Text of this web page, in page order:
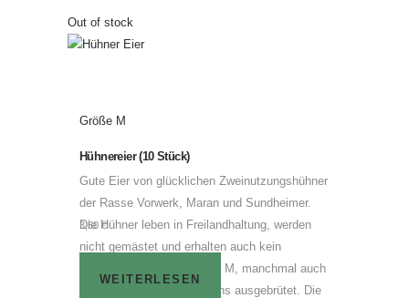
Out of stock
Größe M
Hühnereier (10 Stück)
Gute Eier von glücklichen Zweinutzungshühner
der Rasse Vorwerk, Maran und Sundheimer.
Die Hühner leben in Freilandhaltung, werden
nicht gemästet und erhalten auch kein
Kraftfutter. Größe ist meist M, manchmal auch
L. Die Küken werden bei uns ausgebrütet. Die
3,50 €
WEITERLESEN